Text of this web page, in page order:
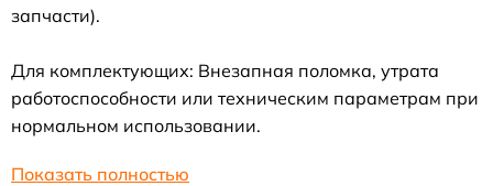
запчасти).
Для комплектующих: Внезапная поломка, утрата
работоспособности или техническим параметрам при
нормальном использовании.
Показать полностью